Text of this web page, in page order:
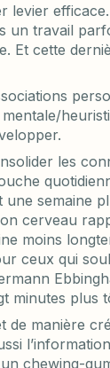
levier
un travail
Et cette
les
semaine
cerveau
moins
ceux qui
minutes plus
manière
chewing-